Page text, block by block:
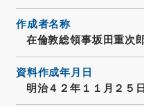
作成者名称
在倫敦総領事坂田重次
資料作成年月日
明治４２年１１月２５